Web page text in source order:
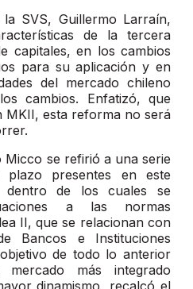
SVS, Guillermo Larraín,
de la tercera
capitales, en los cambios
para su aplicación y en
del mercado chileno
cambios. Enfatizó, que
MKII, esta reforma no será
se refirió a una serie
presentes en este
dentro de los cuales se
a las normas
II, que se relacionan con
Bancos e Instituciones
de todo lo anterior
más integrado